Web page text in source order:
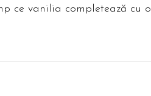
ce vanilia completează cu o